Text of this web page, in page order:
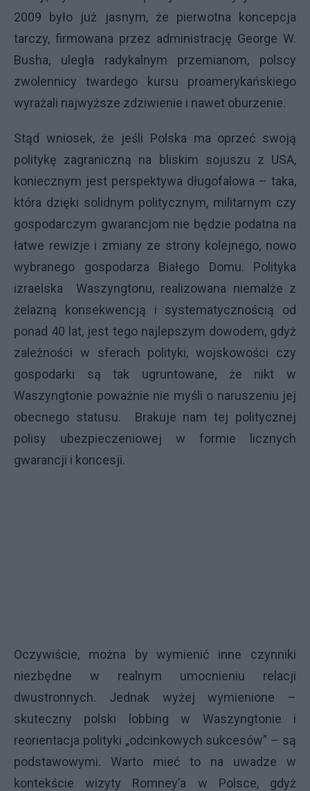
2009 było już jasnym, że pierwotna koncepcja
tarczy, firmowana przez administrację George W.
Busha, uległa radykalnym przemianom, polscy
zwolennicy twardego kursu proamerykańskiego
wyrażali najwyższe zdziwienie i nawet oburzenie.
Stąd wniosek, że jeśli Polska ma oprzeć swoją
politykę zagraniczną na bliskim sojuszu z USA,
koniecznym jest perspektywa długofalowa – taka,
która dzięki solidnym politycznym, militarnym czy
gospodarczym gwarancjom nie będzie podatna na
łatwe rewizje i zmiany ze strony kolejnego, nowo
wybranego gospodarza Białego Domu. Polityka
izraelska Waszyngtonu, realizowana niemalże z
żelazną konsekwencją i systematycznością od
ponad 40 lat, jest tego najlepszym dowodem, gdyż
zależności w sferach polityki, wojskowości czy
gospodarki są tak ugruntowane, że nikt w
Waszyngtonie poważnie nie myśli o naruszeniu jej
obecnego statusu. Brakuje nam tej politycznej
polisy ubezpieczeniowej w formie licznych
gwarancji i koncesji.
Oczywiście, można by wymienić inne czynniki
niezbędne w realnym umocnieniu relacji
dwustronnych. Jednak wyżej wymienione –
skuteczny polski lobbing w Waszyngtonie i
reorientacja polityki „odcinkowych sukcesów” – są
podstawowymi. Warto mieć to na uwadze w
kontekście wizyty Romney’a w Polsce, gdyż